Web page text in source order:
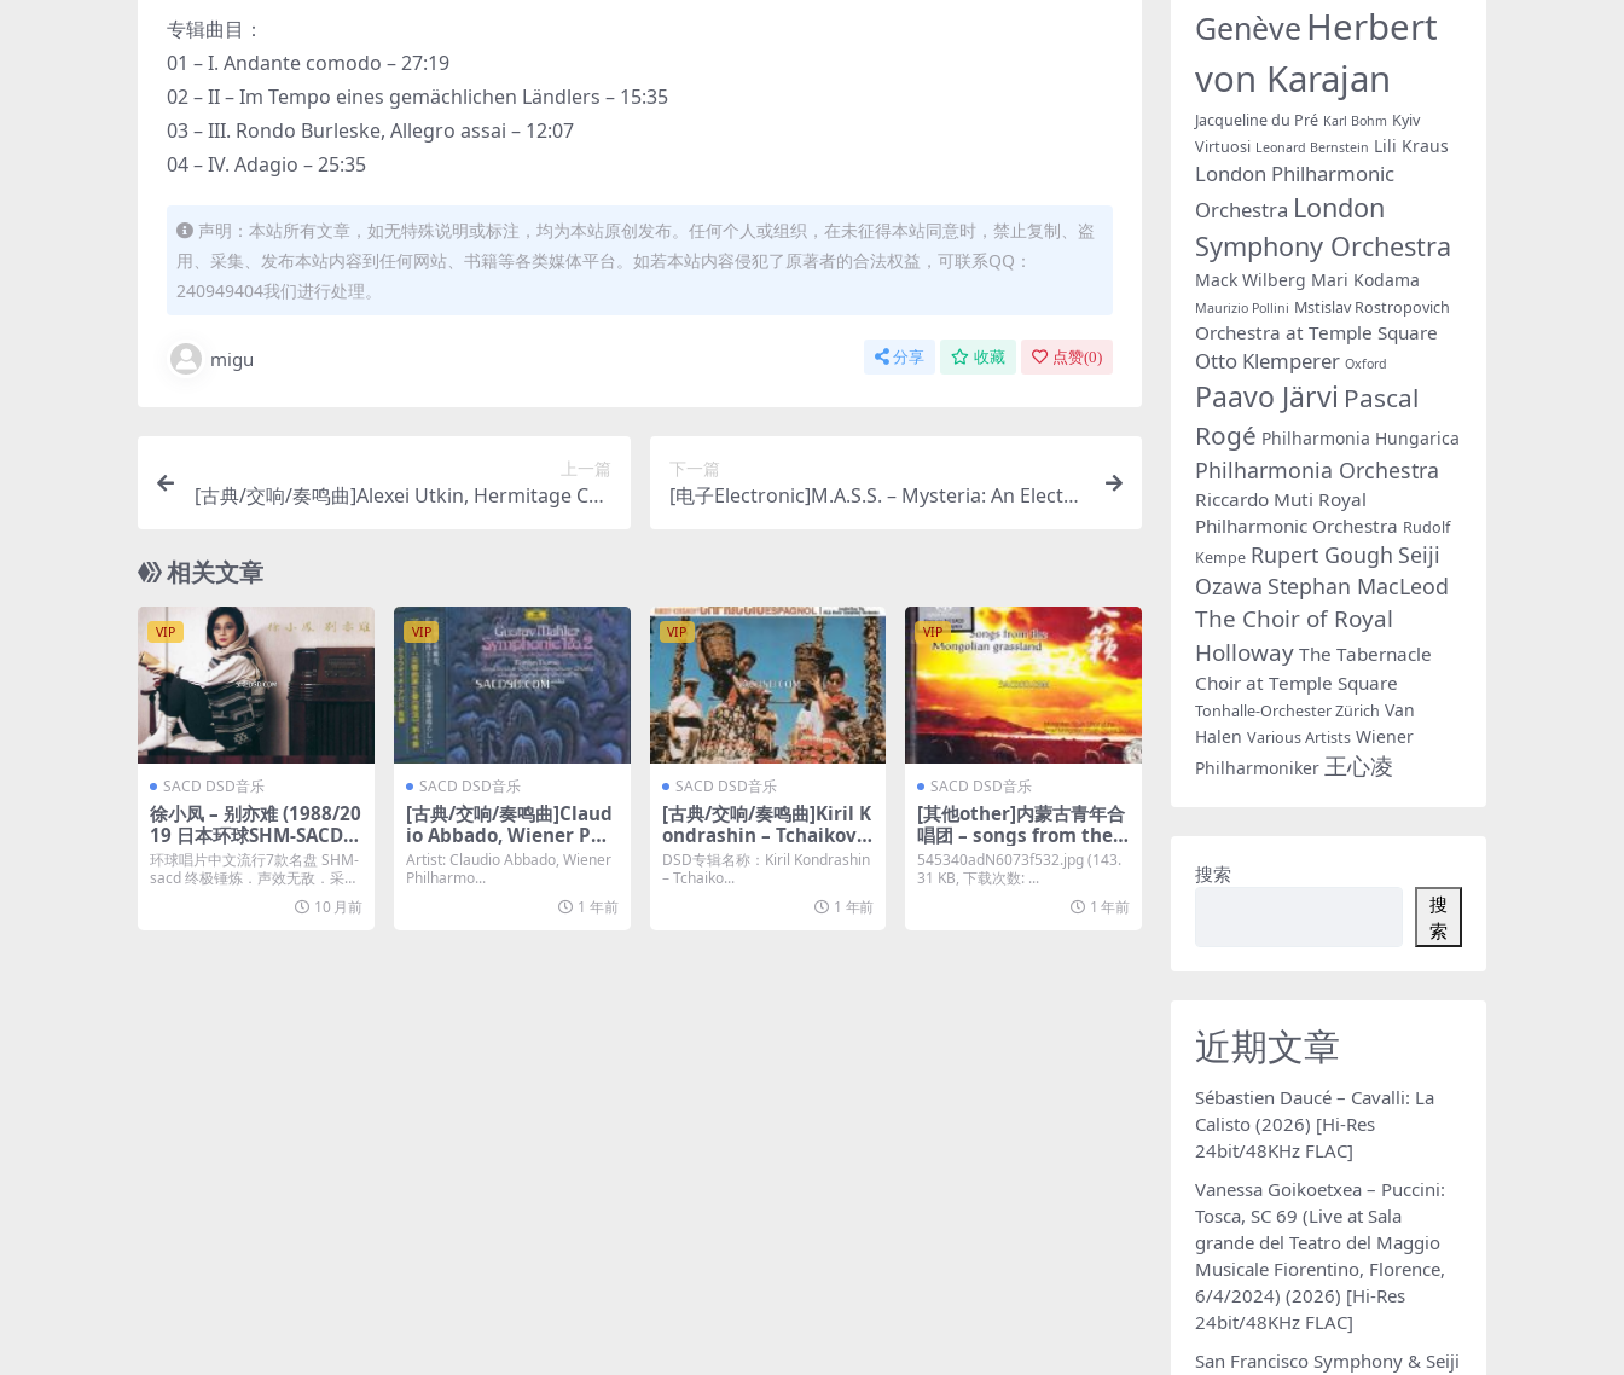
专辑曲目：
01 – I. Andante comodo – 27:19
02 – II – Im Tempo eines gemächlichen Ländlers – 15:35
03 – III. Rondo Burleske, Allegro assai – 12:07
04 – IV. Adagio – 25:35
声明：本站所有文章，如无特殊说明或标注，均为本站原创发布。任何个人或组织，在未征得本站同意时，禁止复制、盗
用、采集、发布本站内容到任何网站、书籍等各类媒体平台。如若本站内容侵犯了原著者的合法权益，可联系QQ：
240949404我们进行处理。
migu 分享 收藏 点赞(0)
上一篇
[古典/交响/奏鸣曲]Alexei Utkin, Hermitage Cha
下一篇
[电子Electronic]M.A.S.S. – Mysteria: An Electro
相关文章
VIP
SACD DSD音乐
徐小凤 – 别亦难 (1988/20
19 日本环球SHM-SACD)
[SACD-ISO]
环球唱片中文流行7款名盘 SHM-
sacd 终极锤炼．声效无敌．采用
10 月前
VIP
SACD DSD音乐
[古典/交响/奏鸣曲]Claud
io Abbado, Wiener Phil
harmoniker, Chicago S
ymphony Orchestra &
Chorus – Gustav Mahle
r- Symphonies Nos. 2 &
Artist: Claudio Abbado, Wiener
Philharmo...
1 年前
VIP
SACD DSD音乐
[古典/交响/奏鸣曲]Kiril K
ondrashin – Tchaikovs
ky: Capriccio Italien /
Rimsky-Korsakoff: Cap
riccio Espagnol [SACD I
DSD专辑名称：Kiril Kondrashin
– Tchaiko...
1 年前
VIP
SACD DSD音乐
[其他other]内蒙古青年合
唱团 – songs from the
Mongolian grassland
来自蒙古草原的歌曲[天籁]
无伴奏合唱SACD[SACD D
545340adN6073f532.jpg (143.
31 KB, 下载次数: ...
1 年前
Genève Herbert
von Karajan
Jacqueline du Pré Karl Bohm Kyiv
Virtuosi Leonard Bernstein Lili Kraus
London Philharmonic
Orchestra London
Symphony Orchestra
Mack Wilberg Mari Kodama
Maurizio Pollini Mstislav Rostropovich
Orchestra at Temple Square
Otto Klemperer Oxford
Paavo Järvi Pascal
Rogé Philharmonia Hungarica
Philharmonia Orchestra
Riccardo Muti Royal
Philharmonic Orchestra Rudolf
Kempe Rupert Gough Seiji
Ozawa Stephan MacLeod
The Choir of Royal
Holloway The Tabernacle
Choir at Temple Square
Tonhalle-Orchester Zürich Van
Halen Various Artists Wiener
Philharmoniker 王心凌
搜索
搜
索
近期文章
Sébastien Daucé – Cavalli: La
Calisto (2026) [Hi-Res
24bit/48KHz FLAC]
Vanessa Goikoetxea – Puccini:
Tosca, SC 69 (Live at Sala
grande del Teatro del Maggio
Musicale Fiorentino, Florence,
6/4/2024) (2026) [Hi-Res
24bit/48KHz FLAC]
San Francisco Symphony & Seiji